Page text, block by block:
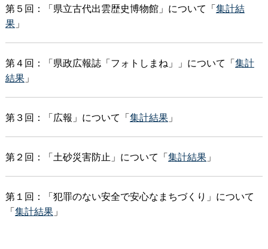
第５回：「県立古代出雲歴史博物館」について「集計結
果」
第４回：「県政広報誌「フォトしまね」」について「集計
結果」
第３回：「広報」について「集計結果」
第２回：「土砂災害防止」について「集計結果」
第１回：「犯罪のない安全で安心なまちづくり」について
「集計結果」